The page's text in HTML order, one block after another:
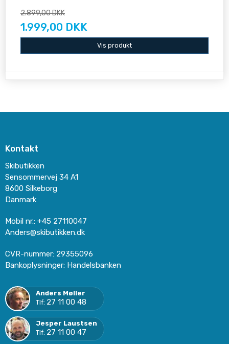
2.899,00 DKK
1.999,00 DKK
Vis produkt
Kontakt
Skibutikken
Sensommervej 34 A1
8600 Silkeborg
Danmark
Mobil nr.: +45 27110047
Anders@skibutikken.dk
CVR-nummer: 29355096
Bankoplysninger: Handelsbanken
Anders Møller
Tlf: 27 11 00 48
Jesper Laustsen
Tlf: 27 11 00 47